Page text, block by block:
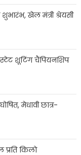
खेल मंत्री श्रेयसी
स्टेट शूटिंग चैंपियनशिप
मेधावी छात्र-
किलो